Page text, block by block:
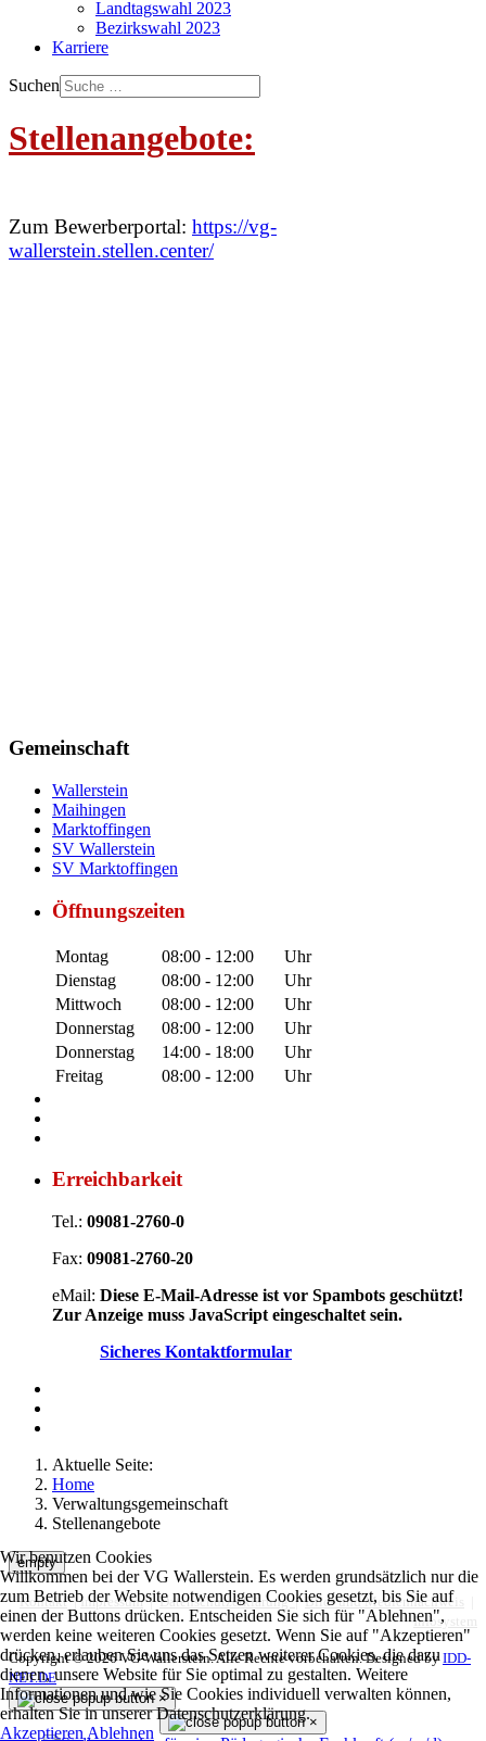
Landtagswahl 2023
Bezirkswahl 2023
Karriere
Suchen
Stellenangebote:
Zum Bewerberportal: https://vg-
wallerstein.stellen.center/
Gemeinschaft
Wallerstein
Maihingen
Marktoffingen
SV Wallerstein
SV Marktoffingen
Öffnungszeiten
Montag 08:00 - 12:00
Uhr
Dienstag
08:00 - 12:00
Uhr
Mittwoch
08:00 - 12:00
Uhr
Donnerstag
08:00 - 12:00
Uhr
Donnerstag
14:00 - 18:00
Uhr
Freitag
08:00 - 12:00 Uhr
Erreichbarkeit
Tel.: 09081-2760-0
Fax: 09081-2760-20
eMail: Diese E-Mail-Adresse ist vor Spambots geschützt!
Zur Anzeige muss JavaScript eingeschaltet sein.
Sicheres Kontaktformular
Aktuelle Seite:
Home
Verwaltungsgemeinschaft
Stellenangebote
empty
Kontakt|Impressum|Datenschutzerklärung|Bild- und Mediennachweis
Infosystem
Copyright © 2026 VG-Wallerstein. Alle Rechte vorbehalten.Designed byIDD-
NET.DE
Wir benutzen Cookies
Willkommen bei der VG Wallerstein. Es werden grundsätzlich nur die
zum Betrieb der Website notwendigen Cookies gesetzt, bis Sie auf
einen der Buttons drücken. Entscheiden Sie sich für "Ablehnen",
werden keine weiteren Cookies gesetzt. Wenn Sie auf "Akzeptieren"
drücken, erlauben Sie uns das Setzen weiterer Cookies, die dazu
dienen, unsere Website für Sie optimal zu gestalten. Weitere
Informationen und wie Sie Cookies individuell verwalten können,
erhalten Sie in unserer Datenschutzerklärung.
Akzeptieren Ablehnen
×
×